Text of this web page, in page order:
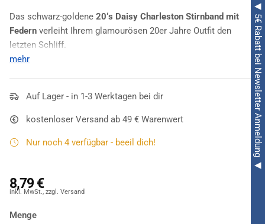
◀ 5€ Rabatt bei Newsletter Anmeldung ◀
Das schwarz-goldene 20‘s Daisy Charleston Stirnband mit
Federn verleiht Ihrem glamourösen 20er Jahre Outfit den
letzten Schliff.
20‘s Daisy Charleston Stirnband mit Federn
versehen, die das Band zum Glänzen und Funkeln bringen. Die
großen schwarzen Federn
sorgen für noch mehr Eleganz und
mehr
Auf Lager - in 1-3 Werktagen bei dir
kostenloser Versand ab 49 € Warenwert
Nur noch 4 verfügbar - beeil dich!
8,79 €
Menge